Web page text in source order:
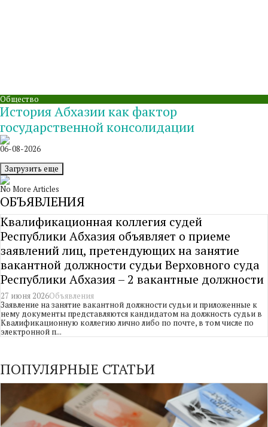
Общество
История Абхазии как фактор
государственной консолидации
06-08-2026
Загрузить еще
No More Articles
ОБЪЯВЛЕНИЯ
Квалификационная коллегия судей
Республики Абхазия объявляет о приеме
заявлений лиц, претендующих на занятие
вакантной должности судьи Верховного суда
Республики Абхазия – 2 вакантные должности
27 июня 2026Объявления
Заявление на занятие вакантной должности судьи и приложенные к
нему документы представляются кандидатом на должность судьи в
Квалификационную коллегию лично либо по почте, в том числе по
электронной п...
ПОПУЛЯРНЫЕ СТАТЬИ